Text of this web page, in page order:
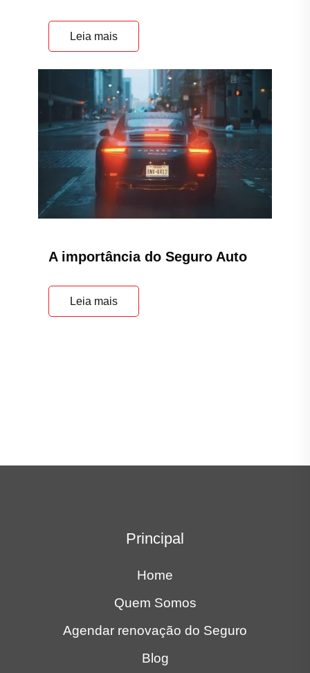
Leia mais
A importância do Seguro Auto
Leia mais
Principal
Home
Quem Somos
Agendar renovação do Seguro
Blog